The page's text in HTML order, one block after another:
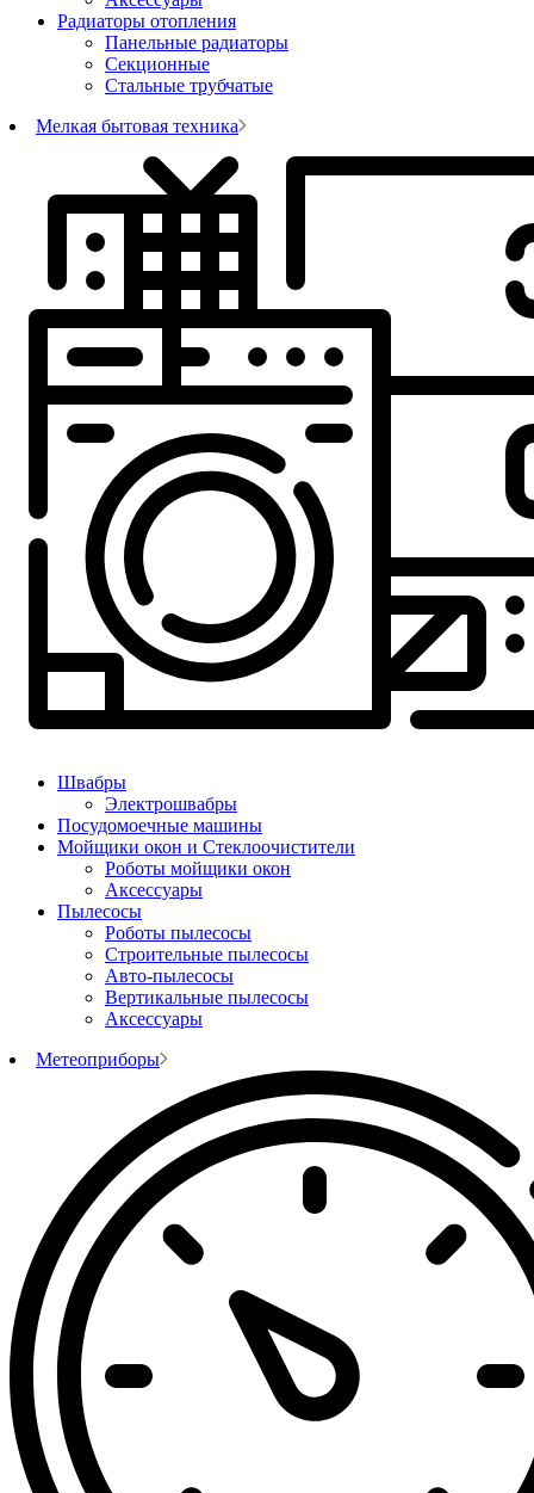
Радиаторы отопления
Панельные радиаторы
Секционные
Стальные трубчатые
Мелкая бытовая техника
Швабры
Электрошвабры
Посудомоечные машины
Мойщики окон и Стеклоочистители
Роботы мойщики окон
Аксессуары
Пылесосы
Роботы пылесосы
Строительные пылесосы
Авто-пылесосы
Вертикальные пылесосы
Аксессуары
Метеоприборы